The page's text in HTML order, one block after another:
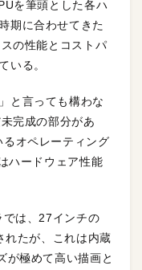
を筆頭とした各ハ
期に合わせてきた
の性能とコストパ
いる。
と言っても構わな
完成の部分があ
オペレーティング
ハードウェア性能
は、27インチの
れたが、これは内蔵
が極めて高い描画と